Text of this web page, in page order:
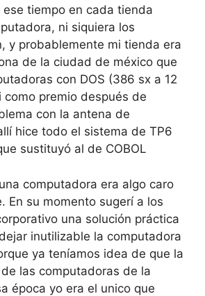
tiempo en cada tienda
ni siquiera los
y probablemente mi tienda era
de la ciudad de méxico que
con DOS (386 sx a 12
como premio después de
con la antena de
hice todo el sistema de TP6
sustituyó al de COBOL
computadora era algo caro
En su momento sugerí a los
una solución práctica
inutilizable la computadora
ya teníamos idea de que la
las computadoras de la
época yo era el unico que